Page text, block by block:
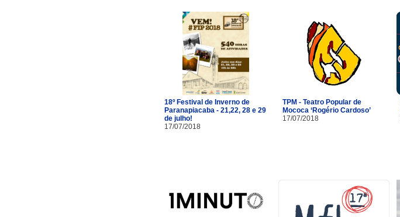
18º Festival de Inverno de
Paranapiacaba - 21,22, 28 e 29
de julho!
17/07/2018
TPM - Teatro Popular de
Mococa ‘Rogério Cardoso’
17/07/2018